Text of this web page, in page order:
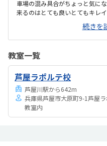
車場の混み具合がちょっと気に
来るのはとても良いとてもキレ
ーテーションがあるのも安心だ
のプログラミングと比べて同じ
で急な病気などがキャンセルに
ていました！学校でも学校のク
抗もなかった！
続きを
教室一覧
芦屋ラポルテ校
芦屋川駅から642m
兵庫県芦屋市大原町9-1芦屋
教室内